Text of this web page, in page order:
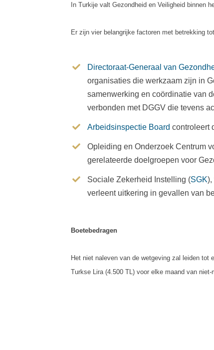
In Turkije valt Gezondheid en Veiligheid binnen
Er zijn vier belangrijke factoren met betrekking
Directoraat-Generaal van
organisaties die werkzaam zijn in
samenwerking en coördinatie van
verbonden met DGGV die tevens
Arbeidsinspectie Board controleert
Opleiding en Onderzoek Centrum
gerelateerde doelgroepen voor
Sociale Zekerheid Instelling (SGK),
verleent uitkering in gevallen van
Boetebedragen
Het niet naleven van de wetgeving zal leiden tot
Turkse Lira (4.500 TL) voor elke maand van niet-